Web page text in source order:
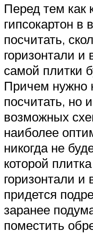
Перед тем как
гипсокартон в
посчитать,
горизонтали и
самой плитки
Причем нужно
посчитать, но
возможных
наиболее
никогда не
которой
горизонтали и
придется
заранее
поместить